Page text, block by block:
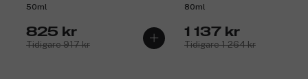
50ml
825 kr
Tidigare 917 kr
80ml
1 137 kr
Tidigare 1 264 kr